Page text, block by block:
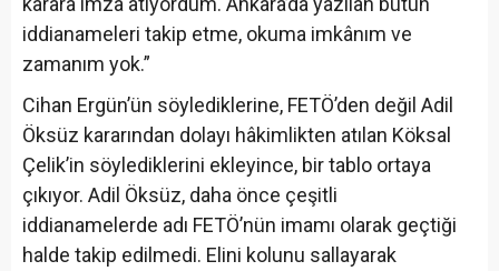
iddianameleri takip etme, okuma imkânım ve
zamanım yok.”
Cihan Ergün’ün söylediklerine, FETÖ’den değil Adil
Öksüz kararından dolayı hâkimlikten atılan Köksal
Çelik’in söylediklerini ekleyince, bir tablo ortaya
çıkıyor. Adil Öksüz, daha önce çeşitli
iddianamelerde adı FETÖ’nün imamı olarak geçtiği
halde takip edilmedi. Elini kolunu sallayarak